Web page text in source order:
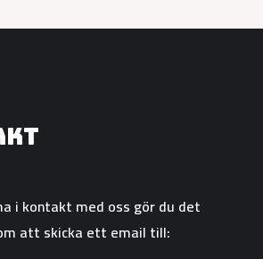
i kontakt med oss gör du det
att skicka ett email till: